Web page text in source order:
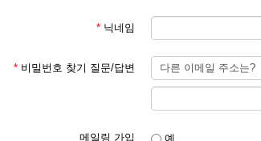
* 닉네임
* 비밀번호 찾기 질문/답변
메일링 가입 예